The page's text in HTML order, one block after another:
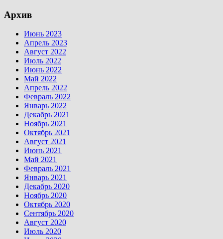
Архив
Июнь 2023
Апрель 2023
Август 2022
Июль 2022
Июнь 2022
Май 2022
Апрель 2022
Февраль 2022
Январь 2022
Декабрь 2021
Ноябрь 2021
Октябрь 2021
Август 2021
Июнь 2021
Май 2021
Февраль 2021
Январь 2021
Декабрь 2020
Ноябрь 2020
Октябрь 2020
Сентябрь 2020
Август 2020
Июль 2020